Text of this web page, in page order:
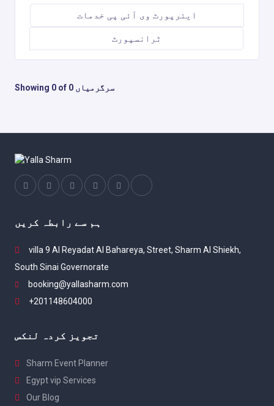
ایئرپورٹ وی آئی پی خدمات
ٹرانسپورٹ
Showing 0 of 0 سرگرمیاں
ہم سے رابطہ کریں
villa 9 Al Reyadat Al Bahareya, Street, Sharm Al Shiekh,
South Sinai Governorate
booking@yallasharm.com
+201148604000
تجویز کردہ لنکس
Sharm Event Planner
Egypt vip Services
Our Blog